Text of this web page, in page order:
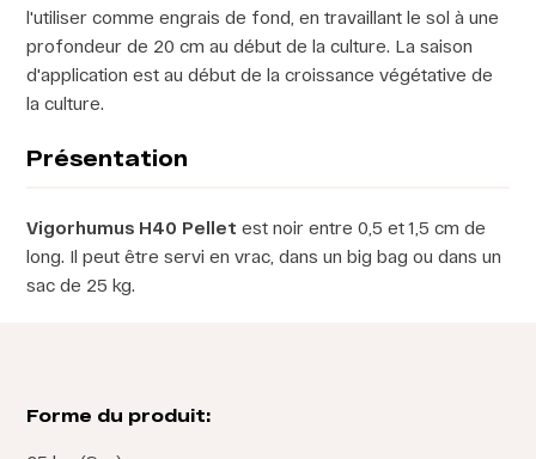
l'utiliser comme engrais de fond, en travaillant le sol à une
profondeur de 20 cm au début de la culture. La saison
d'application est au début de la croissance végétative de
la culture.
Présentation
Vigorhumus H40 Pellet est noir entre 0,5 et 1,5 cm de
long. Il peut être servi en vrac, dans un big bag ou dans un
sac de 25 kg.
Forme du produit: